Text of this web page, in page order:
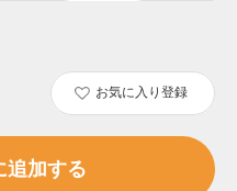
お気に入り登録